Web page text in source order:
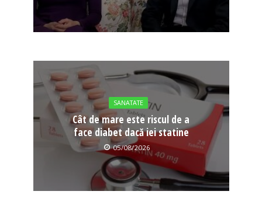
SANATATE
Cât de mare este riscul de a
face diabet dacă iei statine
05/08/2026